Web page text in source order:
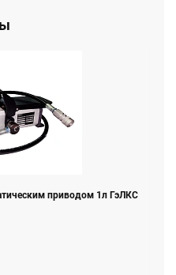
приводом 1л ГэЛКС